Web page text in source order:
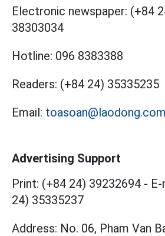
Electronic newspaper: (+84
38303034
Hotline: 096 8383388
Readers: (+84 24) 35335235
Email:
Advertising Support
Print: (+84 24) 39232694 -
24) 35335237
Address: No. 06, Pham Van